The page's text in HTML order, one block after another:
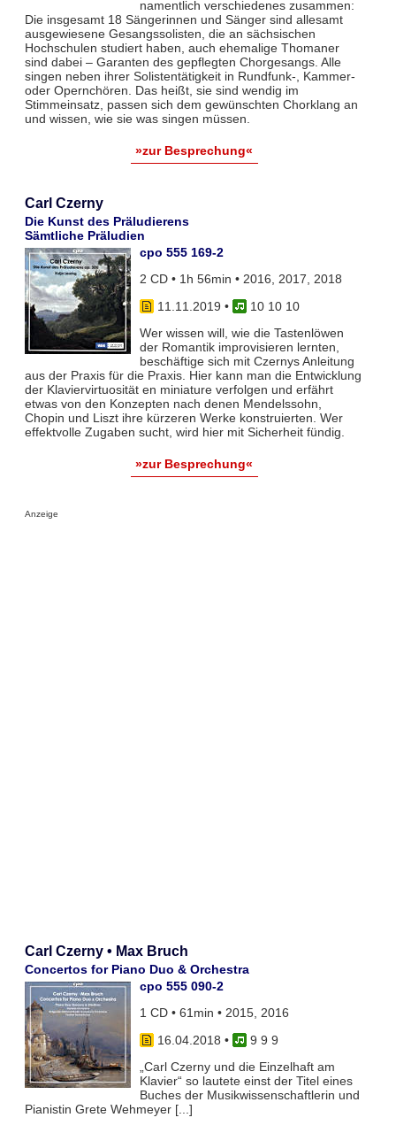
namentlich verschiedenes zusammen:
Die insgesamt 18 Sängerinnen und Sänger sind allesamt
ausgewiesene Gesangssolisten, die an sächsischen
Hochschulen studiert haben, auch ehemalige Thomaner
sind dabei – Garanten des gepflegten Chorgesangs. Alle
singen neben ihrer Solistentätigkeit in Rundfunk-, Kammer-
oder Opernchören. Das heißt, sie sind wendig im
Stimmeinsatz, passen sich dem gewünschten Chorklang an
und wissen, wie sie was singen müssen.
»zur Besprechung«
Carl Czerny
Die Kunst des Präludierens
Sämtliche Präludien
cpo 555 169-2
2 CD • 1h 56min • 2016, 2017, 2018
11.11.2019 •
10 10 10
Wer wissen will, wie die Tastenlöwen
der Romantik improvisieren lernten,
beschäftige sich mit Czernys Anleitung
aus der Praxis für die Praxis. Hier kann man die Entwicklung
der Klaviervirtuosität en miniature verfolgen und erfährt
etwas von den Konzepten nach denen Mendelssohn,
Chopin und Liszt ihre kürzeren Werke konstruierten. Wer
effektvolle Zugaben sucht, wird hier mit Sicherheit fündig.
»zur Besprechung«
Anzeige
Carl Czerny • Max Bruch
Concertos for Piano Duo & Orchestra
cpo 555 090-2
1 CD • 61min • 2015, 2016
16.04.2018 •
9 9 9
„Carl Czerny und die Einzelhaft am
Klavier“ so lautete einst der Titel eines
Buches der Musikwissenschaftlerin und
Pianistin Grete Wehmeyer [...]